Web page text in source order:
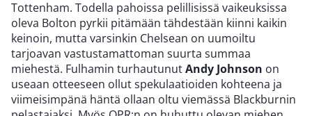
Tottenham. Todella pahoissa pelillisissä vaikeuksissa
oleva Bolton pyrkii pitämään tähdestään kiinni kaikin
keinoin, mutta varsinkin Chelsean on uumoiltu
tarjoavan vastustamattoman suurta summaa
miehestä. Fulhamin turhautunutAndy Johnson on
useaan otteeseen ollut spekulaatioiden kohteena ja
viimeisimpänä häntä ollaan oltu viemässä Blackburnin